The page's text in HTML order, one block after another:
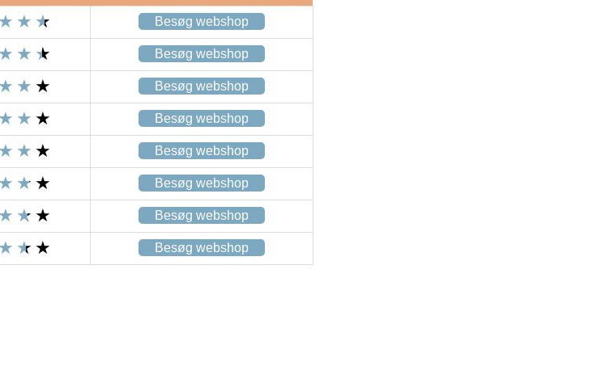
Besøg webshop
Besøg webshop
Besøg webshop
Besøg webshop
Besøg webshop
Besøg webshop
Besøg webshop
Besøg webshop